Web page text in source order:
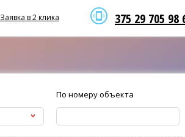
375 29 705 98
Заявка в 2 клика
По номеру объекта